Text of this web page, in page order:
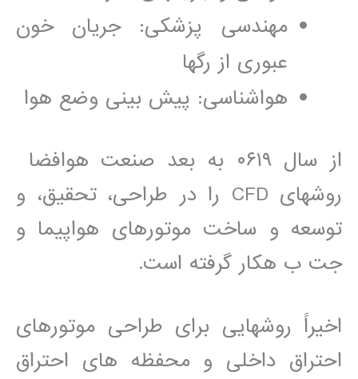
مھندسی پزشکی: جريان خون
عبوری از رگھا
ھواشناسی: پيش بينی وضع ھوا
از سال ٠۶١٩ به بعد صنعت ھوافضا
روشھای CFD را در طراحی، تحقيق، و
توسعه و ساخت موتورھای ھواپيما و
جت ب هکار گرفته است.
اخيراً روشھايی برای طراحی موتورھای
احتراق داخلی و محفظه ھای احتراق